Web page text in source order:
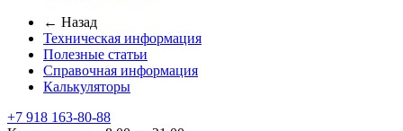
← Назад
Техническая информация
Полезные статьи
Справочная информация
Калькуляторы
+7 918 163-80-88